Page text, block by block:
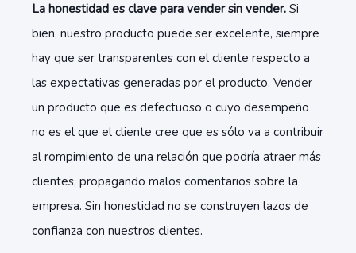
La honestidad es clave para vender sin vender. Si
bien, nuestro producto puede ser excelente, siempre
hay que ser transparentes con el cliente respecto a
las expectativas generadas por el producto. Vender
un producto que es defectuoso o cuyo desempeño
no es el que el cliente cree que es sólo va a contribuir
al rompimiento de una relación que podría atraer más
clientes, propagando malos comentarios sobre la
empresa. Sin honestidad no se construyen lazos de
confianza con nuestros clientes.